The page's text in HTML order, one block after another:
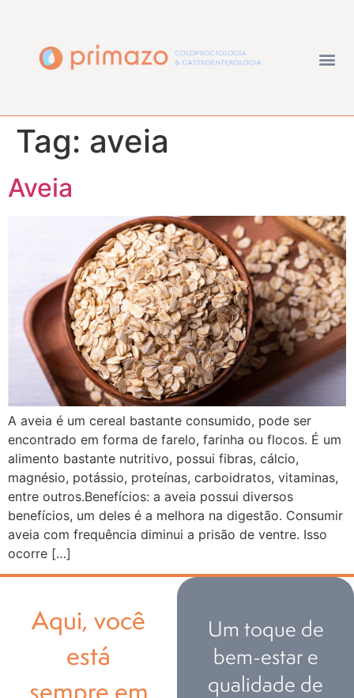
Tag: aveia
Aveia
A aveia é um cereal bastante consumido, pode ser
encontrado em forma de farelo, farinha ou flocos. É um
alimento bastante nutritivo, possui fibras, cálcio,
magnésio, potássio, proteínas, carboidratos, vitaminas,
entre outros.Benefícios: a aveia possui diversos
benefícios, um deles é a melhora na digestão. Consumir
aveia com frequência diminui a prisão de ventre. Isso
ocorre […]
Aqui, você
está
Um toque de
bem-estar e
qualidade de